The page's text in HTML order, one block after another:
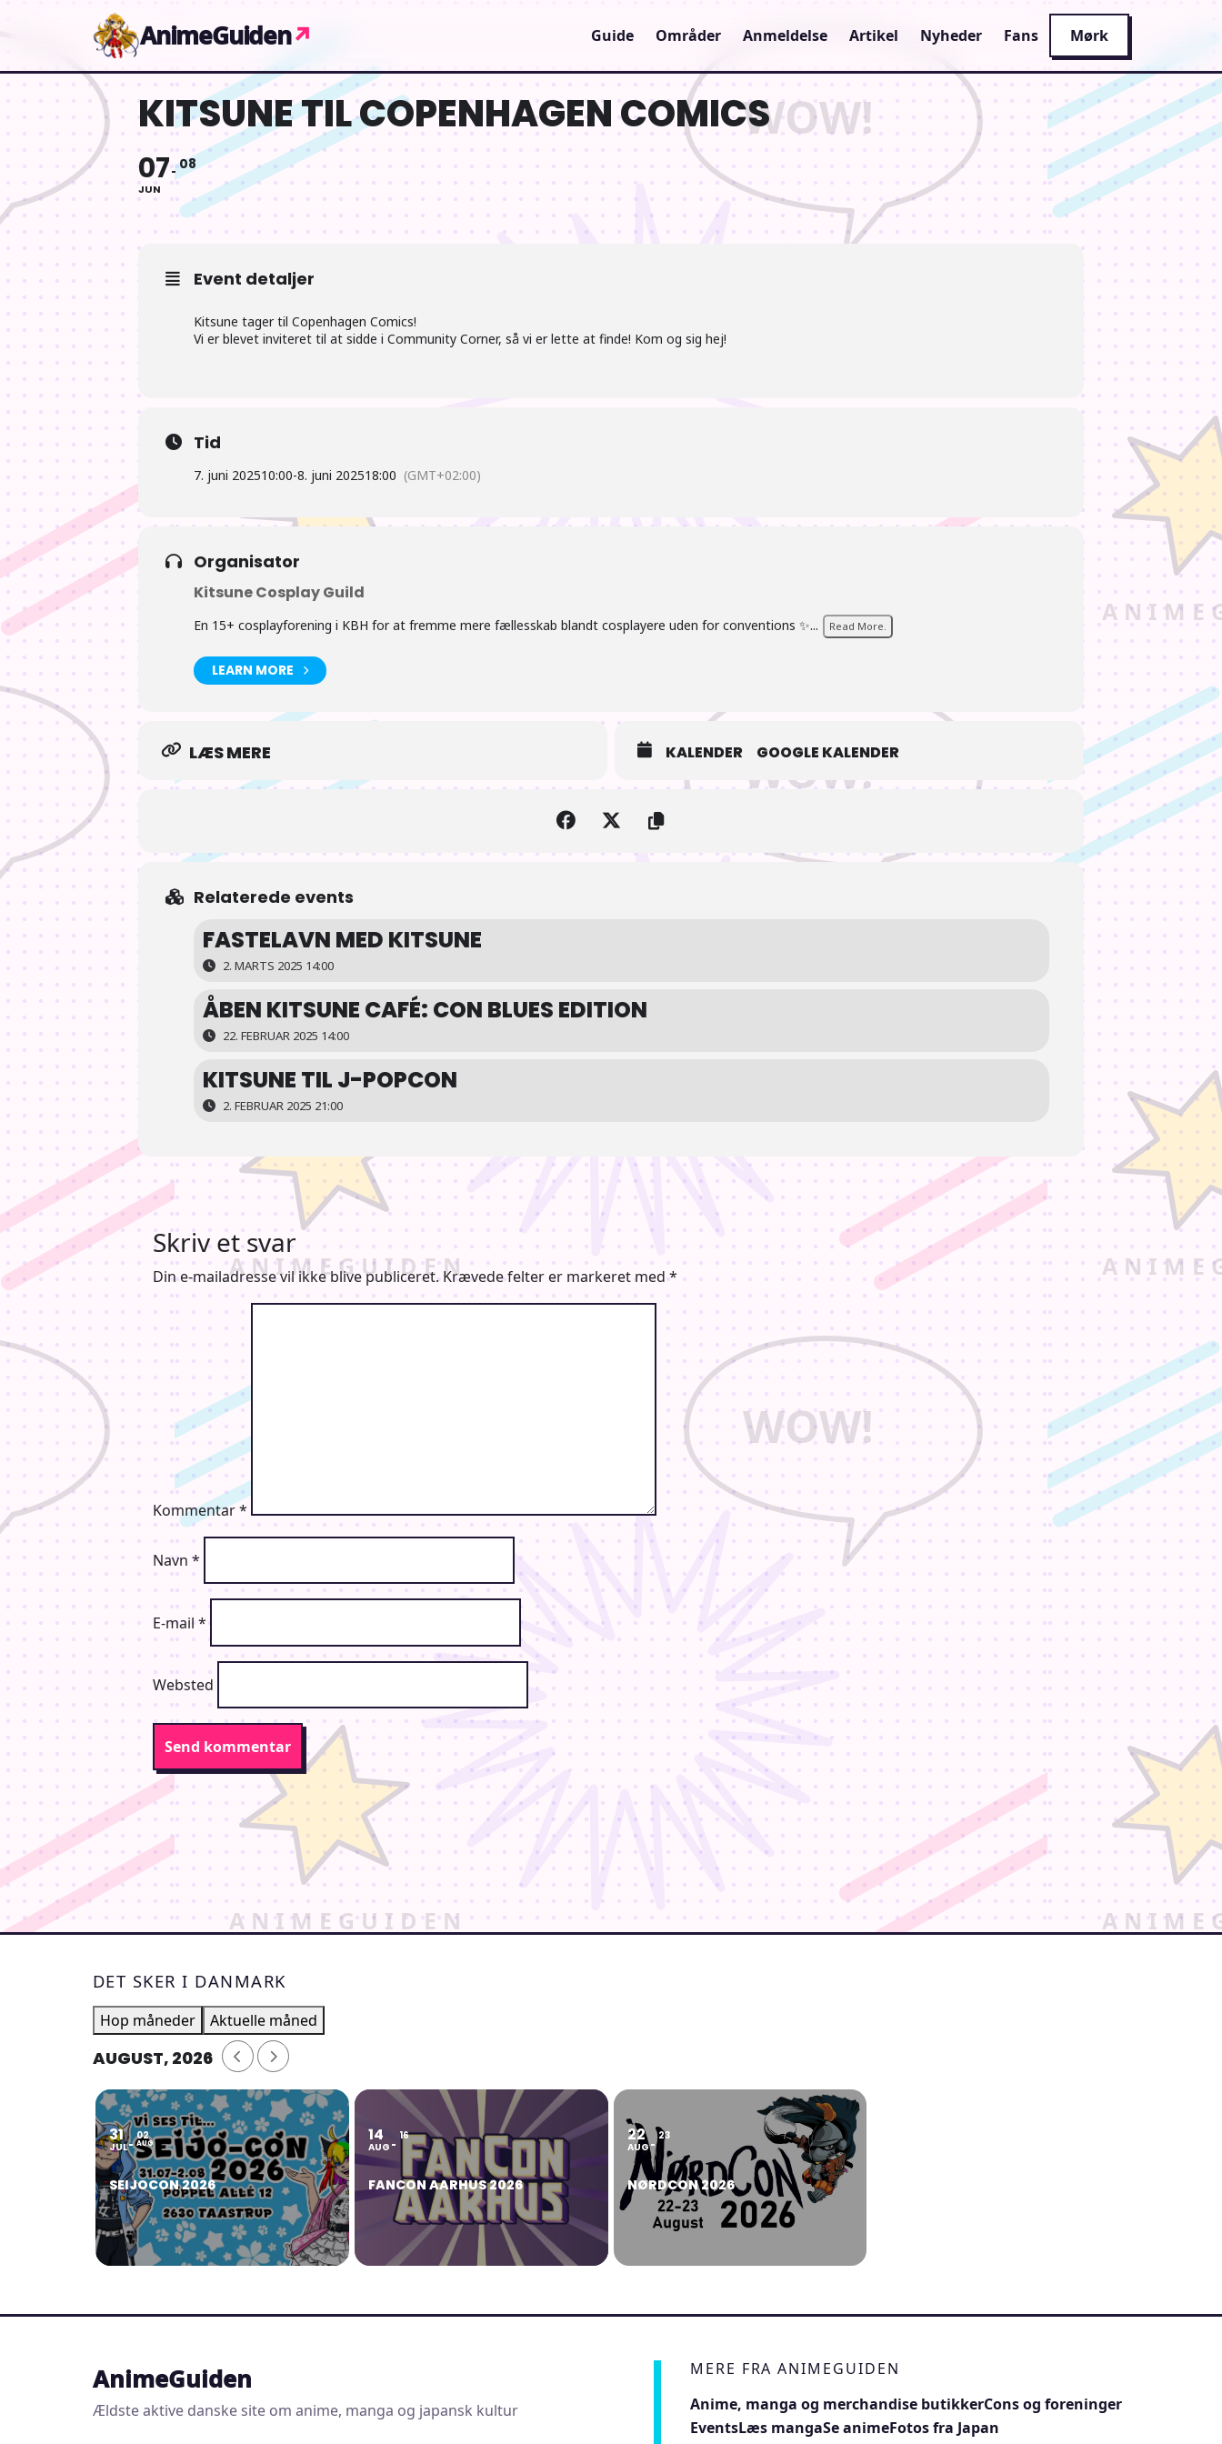
AnimeGuiden↗ Guide Områder Anmeldelse Artikel Nyheder Fans Mørk
KITSUNE TIL COPENHAGEN COMICS
07
JUN
08
Event detaljer
Kitsune tager til Copenhagen Comics!
Vi er blevet inviteret til at sidde i Community Corner, så vi er lette at finde! Kom og sig hej!
Tid
7. juni 202510:00-8. juni 202518:00 (GMT+02:00)
Organisator
Kitsune Cosplay Guild
En 15+ cosplayforening i KBH for at fremme mere fællesskab blandt cosplayere uden for conventions ✨... Read More.
LEARN MORE
LÆS MERE KALENDER GOOGLE KALENDER
Relaterede events
FASTELAVN MED KITSUNE
2. MARTS 2025 14:00
ÅBEN KITSUNE CAFÉ: CON BLUES EDITION
22. FEBRUAR 2025 14:00
KITSUNE TIL J-POPCON
2. FEBRUAR 2025 21:00
Skriv et svar
Din e-mailadresse vil ikke blive publiceret. Krævede felter er markeret med *
Kommentar*
Navn *
E-mail *
Websted
DET SKER I DANMARK
Hop måneder Aktuelle måned
AUGUST, 2026
31
JUL
02
AUG
SEIJOCON 2026
14
AUG
16
FANCON AARHUS 2026
22
AUG
23
NØRDCON 2026
AnimeGuiden
Ældste aktive danske site om anime, manga og japansk kultur
MERE FRA ANIMEGUIDEN
Anime, manga og merchandise butikkerCons og foreninger
EventsLæs mangaSe animeFotos fra Japan